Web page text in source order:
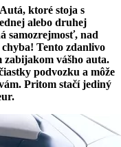
ktoré stoja s
alebo druhej
samozrejmosť, nad
Tento zdanlivo
vášho auta.
podvozku a môže
Pritom stačí jediný